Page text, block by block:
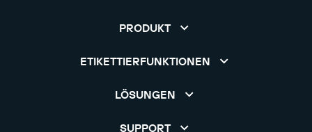
PRODUKT
ETIKETTIERFUNKTIONEN
LÖSUNGEN
SUPPORT